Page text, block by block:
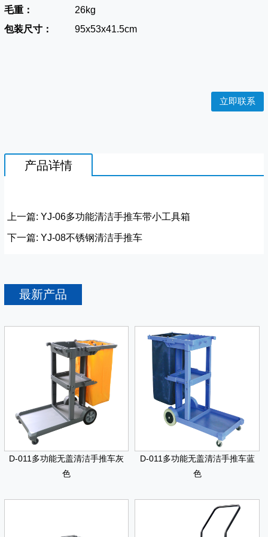
毛重：
26kg
包装尺寸：
95x53x41.5cm
立即联系
产品详情
上一篇: YJ-06多功能清洁手推车带小工具箱
下一篇: YJ-08不锈钢清洁手推车
最新产品
D-011多功能无盖清洁手推车灰
色
D-011多功能无盖清洁手推车蓝
色